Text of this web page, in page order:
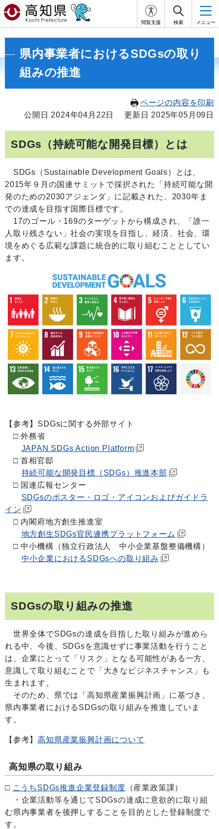
閲覧支援 検索 メニュー
県内事業者におけるSDGsの取り
組みの推進
ページの内容を印刷
公開日 2024年04月22日
更新日 2025年05月09日
SDGs（持続可能な開発目標）とは
SDGs（Sustainable Development Goals）とは、
2015年９月の国連サミットで採択された「持続可能な開
発のための2030アジェンダ」に記載された、2030年ま
での達成を目指す国際目標です。
17のゴール・169のターゲットから構成され、「誰一
人取り残さない」社会の実現を目指し、経済、社会、環
境をめぐる広範な課題に統合的に取り組むこととしてい
ます。
【参考】SDGsに関する外部サイト
□ 外務省
JAPAN SDGs Action Platform
□ 首相官邸
持続可能な開発目標（SDGs）推進本部
□ 国連広報センター
SDGsのポスター・ロゴ・アイコンおよびガイドラ
イン
□ 内閣府地方創生推進室
地方創生SDGs官民連携プラットフォーム
□ 中小機構（独立行政法人 中小企業基盤整備機構）
中小企業におけるSDGsへの取り組み
SDGsの取り組みの推進
世界全体でSDGsの達成を目指した取り組みが進めら
れる中、今後、SDGsを意識せずに事業活動を行うこと
は、企業にとって「リスク」となる可能性がある一方、
意識して取り組むことで「大きなビジネスチャンス」も
生まれます。
そのため、県では「高知県産業振興計画」に基づき、
県内事業者におけるSDGsの取り組みを推進していま
す。
【参考】高知県産業振興計画について
高知県の取り組み
□ こうちSDGs推進企業登録制度 （産業政策課）
・企業活動等を通じてSDGsの達成に意欲的に取り組
む県内事業者を後押しすることを目的とした登録制度で
す。